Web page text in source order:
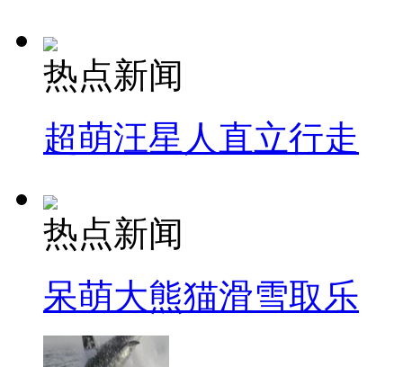
热点新闻
超萌汪星人直立行走
热点新闻
呆萌大熊猫滑雪取乐